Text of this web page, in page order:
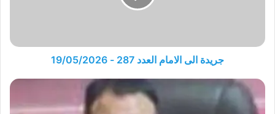
جريدة الى الامام العدد 287 - 19/05/2026
أبو
وطن